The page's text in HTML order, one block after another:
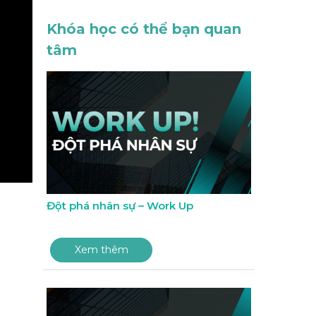
Khóa học có thể bạn quan
tâm
Đột phá nhân sự – Work Up
Xem thêm